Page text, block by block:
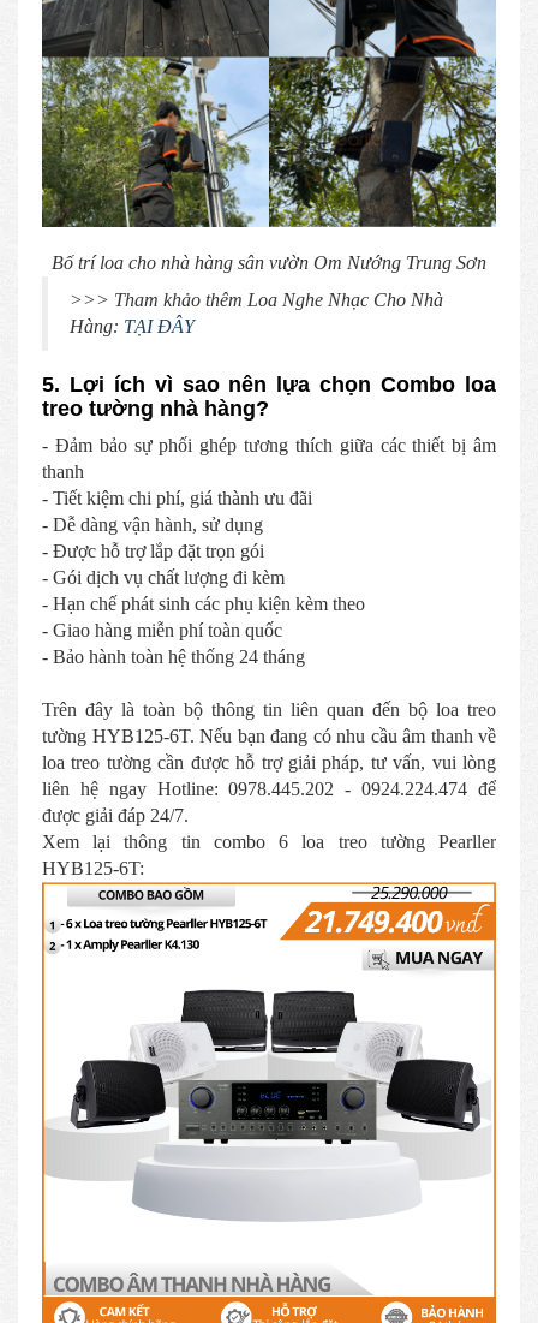
Bố trí loa cho nhà hàng sân vườn Om Nướng Trung Sơn
>>> Tham khảo thêm Loa Nghe Nhạc Cho Nhà
Hàng: TẠI ĐÂY
5. Lợi ích vì sao nên lựa chọn Combo loa
treo tường nhà hàng?
- Đảm bảo sự phối ghép tương thích giữa các thiết bị âm
thanh
- Tiết kiệm chi phí, giá thành ưu đãi
- Dễ dàng vận hành, sử dụng
- Được hỗ trợ lắp đặt trọn gói
- Gói dịch vụ chất lượng đi kèm
- Hạn chế phát sinh các phụ kiện kèm theo
- Giao hàng miễn phí toàn quốc
- Bảo hành toàn hệ thống 24 tháng
Trên đây là toàn bộ thông tin liên quan đến bộ loa treo
tường HYB125-6T. Nếu bạn đang có nhu cầu âm thanh về
loa treo tường cần được hỗ trợ giải pháp, tư vấn, vui lòng
liên hệ ngay Hotline: 0978.445.202 - 0924.224.474 để
được giải đáp 24/7.
Xem lại thông tin combo 6 loa treo tường Pearller
HYB125-6T: